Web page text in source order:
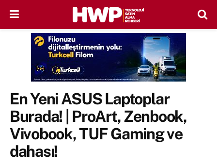
En Yeni ASUS Laptoplar
Burada! | ProArt, Zenbook,
Vivobook, TUF Gaming ve
dahası!